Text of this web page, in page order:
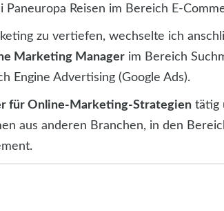
Reisen im Bereich E-
zu vertiefen, wechselte ich
Marketing Manager im Bereich
Engine Advertising (Google Ads).
für Online-Marketing-Strategien tätig
aus anderen Branchen, in den